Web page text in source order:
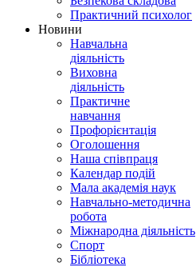
Практичний психолог
Новини
Навчальна
діяльність
Виховна
діяльність
Практичне
навчання
Профорієнтація
Оголошення
Наша співпраця
Календар подій
Мала академія наук
Навчально-методична
робота
Міжнародна діяльність
Спорт
Бібліотека